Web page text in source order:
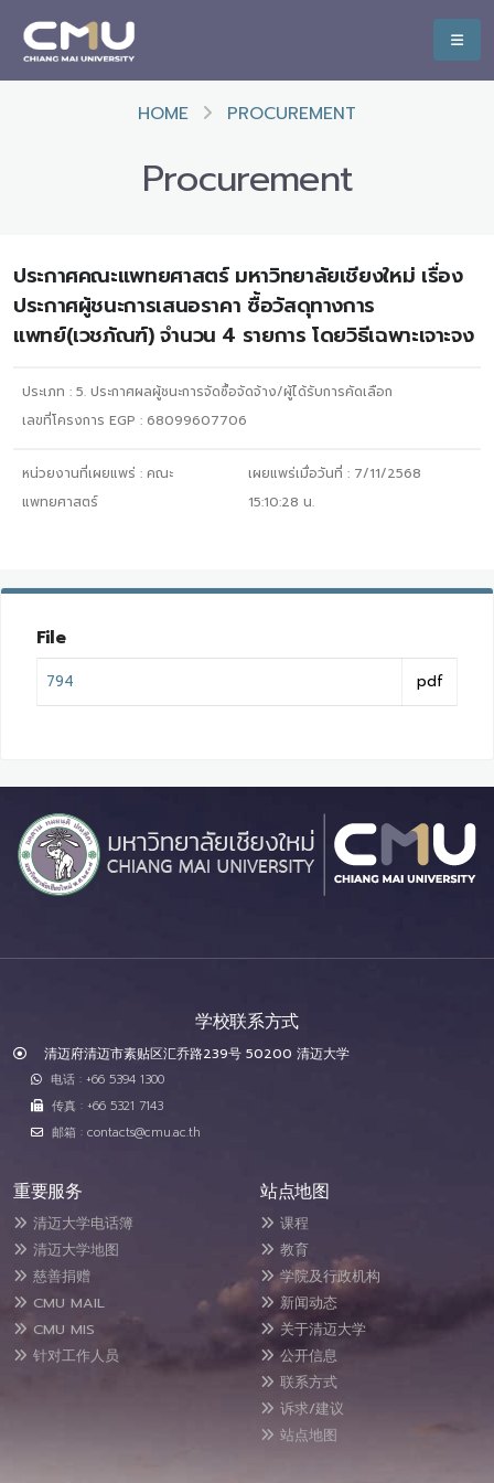
HOME PROCUREMENT
Procurement
ประกาศคณะแพทยศาสตร์ มหาวิทยาลัยเชียงใหม่ เรื่อง
ประกาศผู้ชนะการเสนอราคา ซื้อวัสดุทางการ
แพทย์(เวชภัณฑ์) จำนวน 4 รายการ โดยวิธีเฉพาะเจาะจง
ประเภท : 5. ประกาศผลผู้ชนะการจัดซื้อจัดจ้าง/ผู้ได้รับการคัดเลือก
เลขที่โครงการ EGP : 68099607706
หน่วยงานที่เผยแพร่ : คณะ
แพทยศาสตร์
เผยแพร่เมื่อวันที่ : 7/11/2568
15:10:28 น.
File
794 pdf
学校联系方式
清迈府清迈市素贴区汇乔路239号 50200 清迈大学
电话 : +66 5394 1300
传真 : +66 5321 7143
邮箱 : contacts@cmu.ac.th
重要服务
清迈大学电话簿
清迈大学地图
慈善捐赠
CMU MAIL
CMU MIS
针对工作人员
站点地图
课程
教育
学院及行政机构
新闻动态
关于清迈大学
公开信息
联系方式
诉求/建议
站点地图